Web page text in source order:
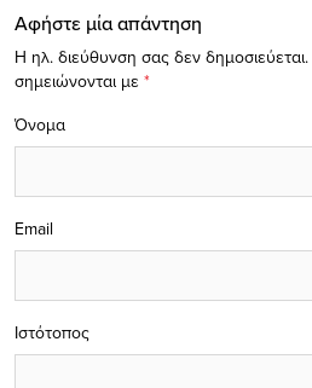
Αφήστε μία απάντηση
Η ηλ. διεύθυνση σας δεν δημοσιεύεται.
σημειώνονται με *
Όνομα
Email
Ιστότοπος